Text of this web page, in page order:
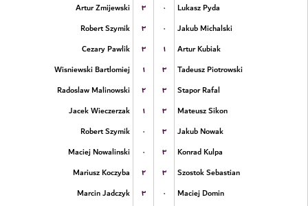
Artur Zmijewski
۳ ۰
Lukasz Pyda
Robert Szymik
۳ ۰
Jakub Michalski
Cezary Pawlik
۳ ۱
Artur Kubiak
Wisniewski Bartlomiej
۱ ۳
Tadeusz Piotrowski
Radoslaw Malinowski
۲ ۳
Stapor Rafal
Jacek Wieczerzak
۱ ۳
Mateusz Sikon
Robert Szymik
۰ ۳
Jakub Nowak
Maciej Nowalinski
۰ ۳
Konrad Kulpa
Mariusz Koczyba
۲ ۳
Szostok Sebastian
Marcin Jadczyk
۳ ۰ Maciej Domin